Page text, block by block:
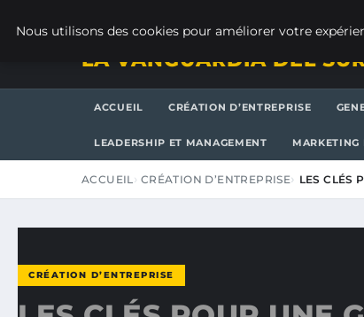
LA VANGUARDIA DEL
ACCUEIL CRÉATION D’ENTREPRISE
LEADERSHIP ET MANAGEMENT MARKETING
ACCUEIL CRÉATION D’ENTREPRISE LES CLÉS
CRÉATION D’ENTREPRISE
Nous utilisons des cookies pour améliorer votre